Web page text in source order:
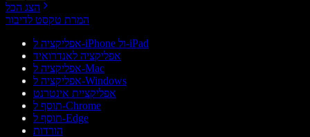
הצג הכל
המרת טקסט לדיבור
אפליקציה ל-iPhone ול-iPad
אפליקציה לאנדרואיד
אפליקציה ל-Mac
אפליקציה ל-Windows
אפליקציית אינטרנט
תוסף ל-Chrome
תוסף ל-Edge
הורדות